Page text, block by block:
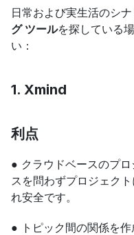
日常および実生活のシ
グ ツールを探している
い：
1. Xmind
利点
● クラウドベースのプ
スを問わずプロジェク
れ安全です。
● トピック間の関係を